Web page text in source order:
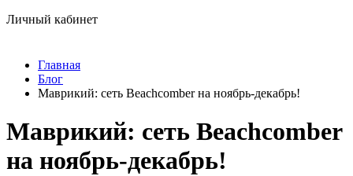
Личный кабинет
Главная
Блог
Маврикий: сеть Beachcomber на ноябрь-декабрь!
Маврикий: сеть Beachcomber
на ноябрь-декабрь!